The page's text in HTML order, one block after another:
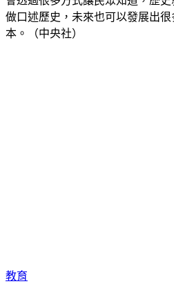
做口述歷史，未來也可以發展出
本。（中央社）
教育